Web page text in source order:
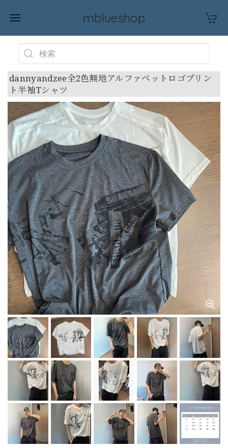
mblueshop
dannyandzee全2色無地アルファベットロゴプリン
ト半袖Tシャツ